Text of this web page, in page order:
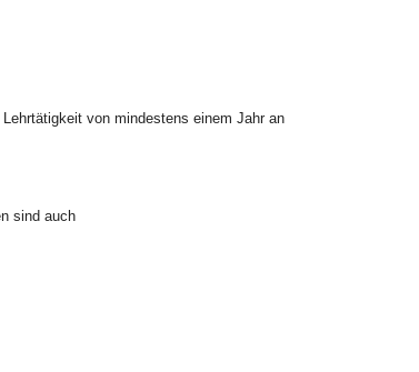
von mindestens einem Jahr an
sind auch